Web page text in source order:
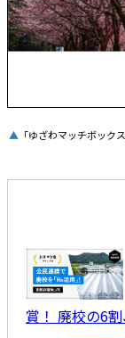
▲ 「ゆざわマッチボック
賞！ 廃校の6